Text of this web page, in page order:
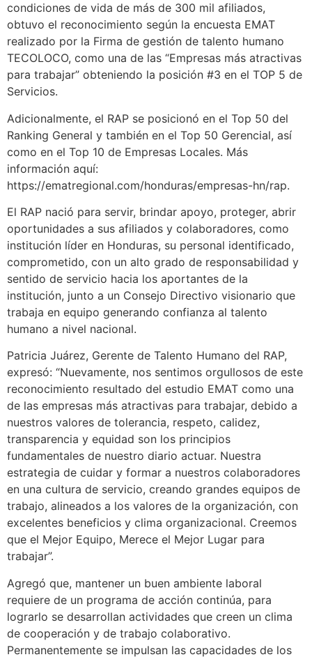
condiciones de vida de más de 300 mil afiliados,
obtuvo el reconocimiento según la encuesta EMAT
realizado por la Firma de gestión de talento humano
TECOLOCO, como una de las “Empresas más atractivas
para trabajar” obteniendo la posición #3 en el TOP 5 de
Servicios.
Adicionalmente, el RAP se posicionó en el Top 50 del
Ranking General y también en el Top 50 Gerencial, así
como en el Top 10 de Empresas Locales. Más
información aquí:
https://ematregional.com/honduras/empresas-hn/rap.
El RAP nació para servir, brindar apoyo, proteger, abrir
oportunidades a sus afiliados y colaboradores, como
institución líder en Honduras, su personal identificado,
comprometido, con un alto grado de responsabilidad y
sentido de servicio hacia los aportantes de la
institución, junto a un Consejo Directivo visionario que
trabaja en equipo generando confianza al talento
humano a nivel nacional.
Patricia Juárez, Gerente de Talento Humano del RAP,
expresó: “Nuevamente, nos sentimos orgullosos de este
reconocimiento resultado del estudio EMAT como una
de las empresas más atractivas para trabajar, debido a
nuestros valores de tolerancia, respeto, calidez,
transparencia y equidad son los principios
fundamentales de nuestro diario actuar. Nuestra
estrategia de cuidar y formar a nuestros colaboradores
en una cultura de servicio, creando grandes equipos de
trabajo, alineados a los valores de la organización, con
excelentes beneficios y clima organizacional. Creemos
que el Mejor Equipo, Merece el Mejor Lugar para
trabajar”.
Agregó que, mantener un buen ambiente laboral
requiere de un programa de acción continúa, para
lograrlo se desarrollan actividades que creen un clima
de cooperación y de trabajo colaborativo.
Permanentemente se impulsan las capacidades de los